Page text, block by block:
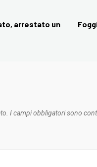
arrestato un
I campi obbligatori sono